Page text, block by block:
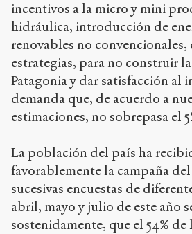
incentivos a la micro y mini
hidráulica, introducción de
renovables no convencionales,
estrategias, para no construir
Patagonia y dar satisfacción al
demanda que, de acuerdo a
estimaciones, no sobrepasa el
La población del país ha
favorablemente la campaña del
sucesivas encuestas de
abril, mayo y julio de este año
sostenidamente, que el 54%